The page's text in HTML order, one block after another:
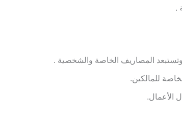
.
المصاريف الخاصة والشخصية .
للمالكين.